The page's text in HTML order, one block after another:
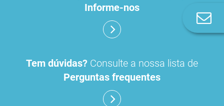
Informe-nos
Tem dúvidas? Consulte a nossa lista de
Perguntas frequentes